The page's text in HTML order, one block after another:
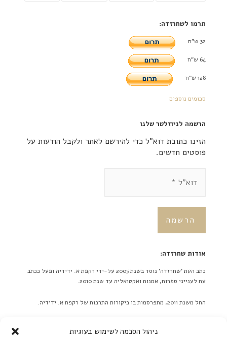
ניהול הסכמה לשימוש בעוגיות
תרמו לשחרזדה:
32 ש"ח
64 ש"ח
128 ש"ח
סכומים נוספים
הרשמה לניוזלטר שלנו
הזינו כתובת דוא"ל כדי להירשם לאתר ולקבל הודעות על
פוסטים חדשים.
אודות שחרזדה:
כתב העת 'שחרזדה' נוסד בשנת 2005 על-ידי רקפת א. ידידיה ופעל ככתב
עת לענייני ספרות, אמנות ואקטואליה עד שנת 2010.
החל משנת 2011, מתפרסמות בו ביקורות התרבות של רקפת א. ידידיה.
כפריוויו, אלא ביקורות בלבד! ברם, ידיעות על אירועים שונים יתקבלו